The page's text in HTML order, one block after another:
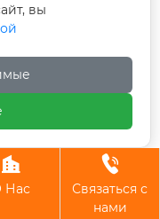
от сварной?
качественной
трубы: у
однородна
можно заметить

Нас

Связаться с
нами
вы